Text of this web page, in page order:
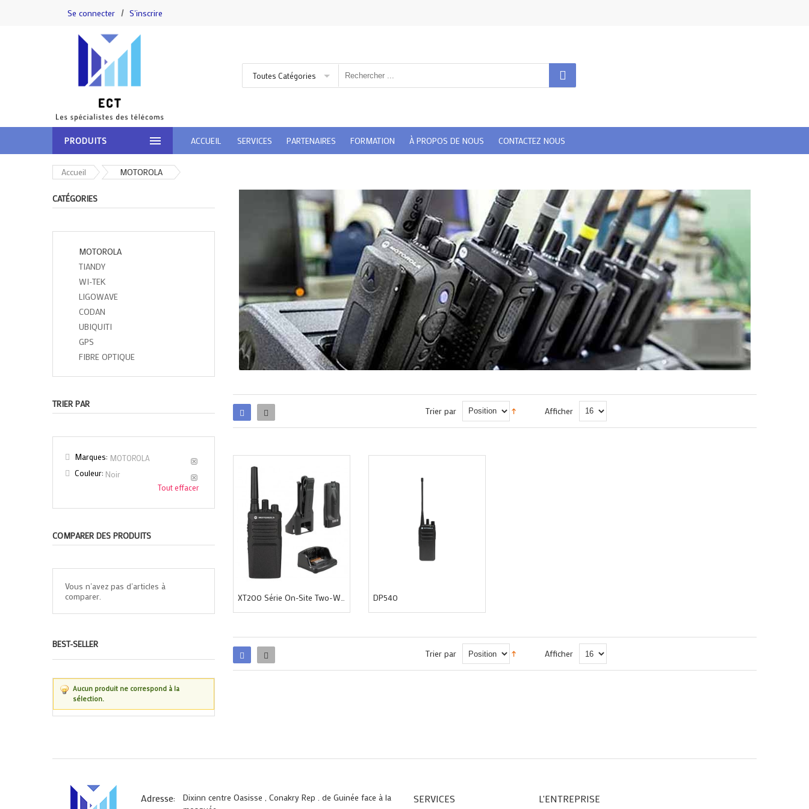
Se connecter / S'inscrire
Toutes Catégories
PRODUITS ACCUEIL SERVICES PARTENAIRES FORMATION À PROPOS DE NOUS CONTACTEZ NOUS
Accueil MOTOROLA
Trier par Afficher
DP540
Trier par Afficher
CATÉGORIES
MOTOROLA
TIANDY
WI-TEK
LIGOWAVE
CODAN
UBIQUITI
GPS
FIBRE OPTIQUE
TRIER PAR
Marques: MOTOROLA
Couleur: Noir
Tout effacer
COMPARER DES PRODUITS
Vous n'avez pas d'articles à
comparer.
BEST-SELLER
Aucun produit ne correspond à la
sélection.
Adresse:
Dixinn centre Oasisse , Conakry Rep . de Guinée face à la
SERVICES L'ENTREPRISE